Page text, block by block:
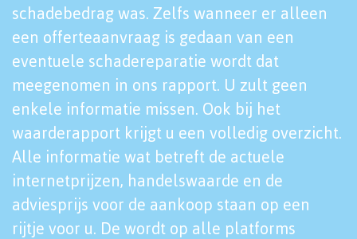
schadebedrag was. Zelfs wanneer er alleen
een offerteaanvraag is gedaan van een
eventuele schadereparatie wordt dat
meegenomen in ons rapport. U zult geen
enkele informatie missen. Ook bij het
waarderapport krijgt u een volledig overzicht.
Alle informatie wat betreft de actuele
internetprijzen, handelswaarde en de
adviesprijs voor de aankoop staan op een
rijtje voor u. De wordt op alle platforms